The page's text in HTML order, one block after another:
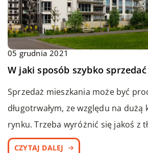
05 grudnia 2021
W jaki sposób szybko
Sprzedaż mieszkania może być
długotrwałym, ze względu na dużą
rynku. Trzeba wyróżnić się jakoś z
CZYTAJ DALEJ